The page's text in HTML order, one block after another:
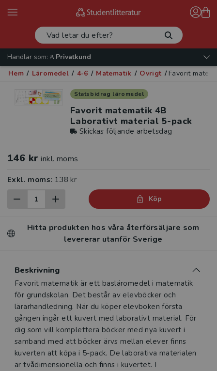
Handlar som:
Privatkund
Hem / Läromedel / 4-6 / Matematik / Övrigt / Favorit
Statsbidrag läromedel
Favorit matematik 4B
Laborativt material 5-pack
Skickas följande arbetsdag
146 kr inkl. moms
Exkl. moms: 138 kr
Köp
Hitta produkten hos våra återförsäljare som
levererar utanför Sverige
Beskrivning
Beskrivning
Favorit matematik är ett basläromedel i matematik
för grundskolan. Det består av elevböcker och
lärarhandledning. När du köper elevboken första
gången ingår ett kuvert med laborativt material. För
dig som vill komplettera böcker med nya kuvert i
samband med att böcker ärvs mellan elever finns
kuverten att köpa i 5-pack. De laborativa materialen
är tvådimensionella och finns i kuvertet. I